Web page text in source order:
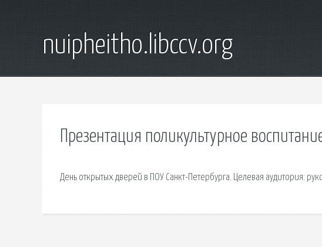
nuipheitho.libccv.org
Презентация поликультурное
День открытых дверей в ПОУ Санкт-Петербурга. Целевая аудитория: